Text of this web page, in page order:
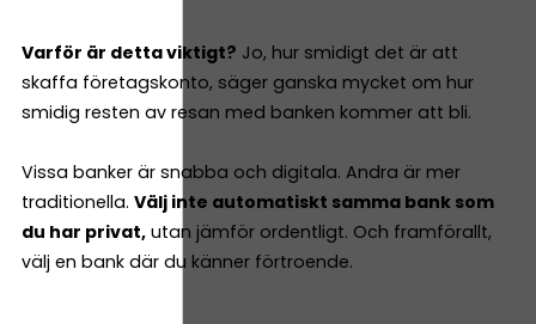
Varför är detta viktigt? Jo, hur smidigt det är att
skaffa företagskonto, säger ganska mycket om hur
smidig resten av resan med banken kommer att bli.
Vissa banker är snabba och digitala. Andra är mer
traditionella. Välj inte automatiskt samma bank som
du har privat, utan jämför ordentligt. Och framförallt,
välj en bank där du känner förtroende.